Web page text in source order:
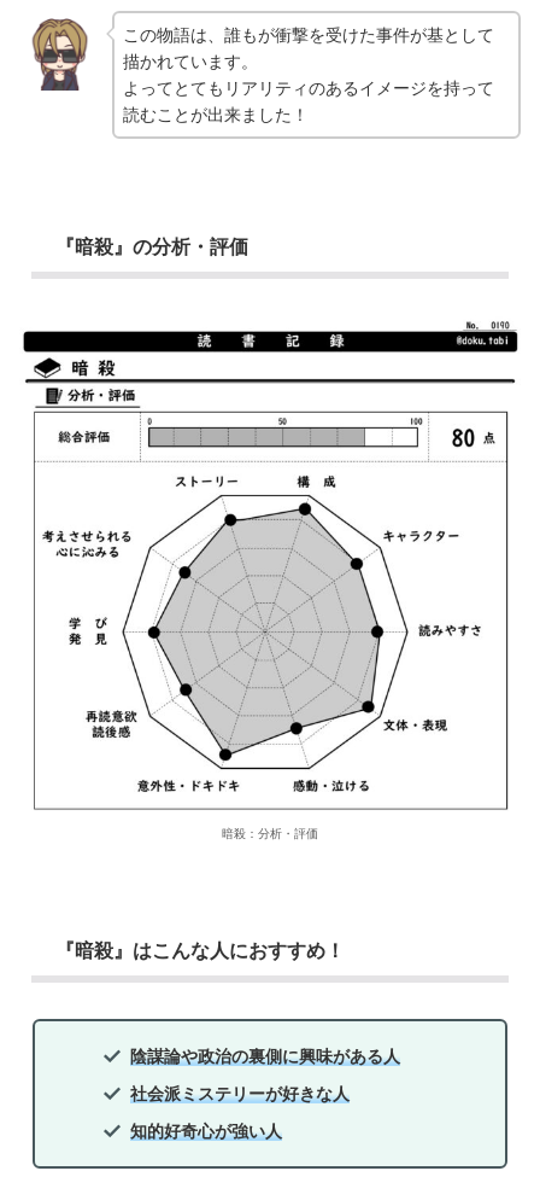
この物語は、誰もが衝撃を受けた事件が基として
描かれています。
よってとてもリアリティのあるイメージを持って
読むことが出来ました！
『暗殺』の分析・評価
暗殺：分析・評価
『暗殺』はこんな人におすすめ！
陰謀論や政治の裏側に興味がある人
社会派ミステリーが好きな人
知的好奇心が強い人